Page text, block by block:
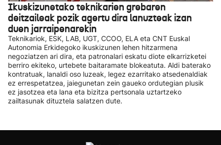
Ikuskizunetako teknikarien grebaren
deitzaileak pozik agertu dira lanuzteak izan
duen jarraipenarekin
Teknikariok, ESK, LAB, UGT, CCOO, ELA eta CNT Euskal
Autonomia Erkidegoko ikuskizunen lehen hitzarmena
negoziatzen ari dira, eta patronalari eskatu diote elkarrizketei
berriro ekiteko, urtebete baitaramate blokeatuta. Aldi baterako
kontratuak, lanaldi oso luzeak, legez ezarritako atsedenaldiak
ez errespetatzea, jaiegunetan zein gaueko ordutegian plusik
ez jasotzea eta lana eta bizitza pertsonala uztartzeko
zailtasunak dituztela salatzen dute.